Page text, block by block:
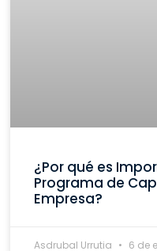
¿Por qué es
Programa de
Empresa?
Asdrubal Urrutia 6 de